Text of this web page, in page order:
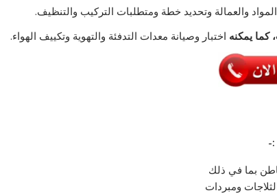
والعمالة وتحديد خطة ومتطلبات التركيب والتنظيف.
كما يمكنه اختبار وصيانة معدات التدفئة والتهوية وتكييف الهواء.
بما في ذلك
ومبردات